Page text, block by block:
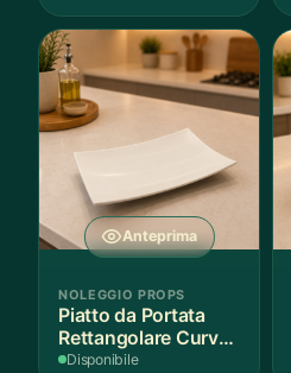
Anteprima
NOLEGGIO PROPS
Piatto da Portata
Rettangolare Curvo
Bianco
Disponibile